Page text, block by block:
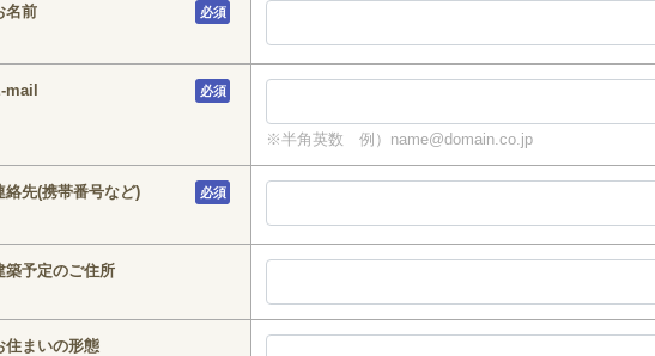
名前 必須
mail 必須
※半角英数 例）name@domain.co.jp
絡先(携帯番号など) 必須
築予定のご住所
住まいの形態